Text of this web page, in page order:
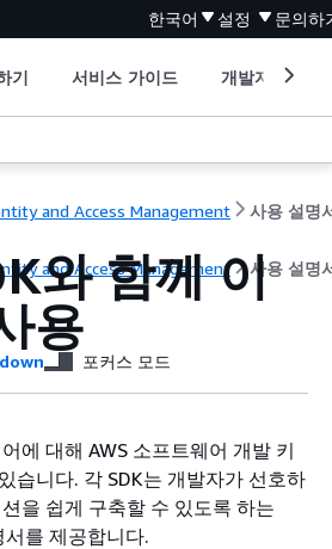
한국어 설정 문의하
기 서비스 가이드 개발자 도구
and Access Management 사용 설명
and Access Management 사용 설명
와 함께 이
용
포커스 모드
에 대해 AWS 소프트웨어 개발 키
습니다. 각 SDK는 개발자가 선호하
을 쉽게 구축할 수 있도록 하는
서를 제공합니다.